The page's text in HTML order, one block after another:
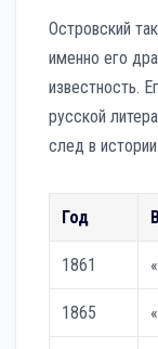
Островский
именно его
известность.
русской
след в
Год
1861
1865